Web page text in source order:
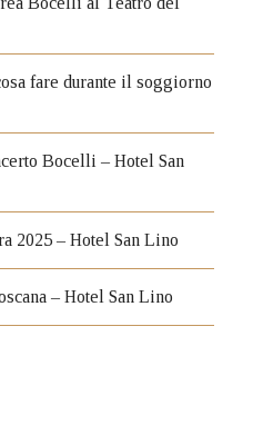
fare durante il soggiorno
Bocelli – Hotel San
2025 – Hotel San Lino
– Hotel San Lino